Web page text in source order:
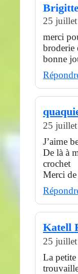
25
merci
broderie
bonne
25
J’aime
De là à
crochet
Merci de
Katell
25
La petite